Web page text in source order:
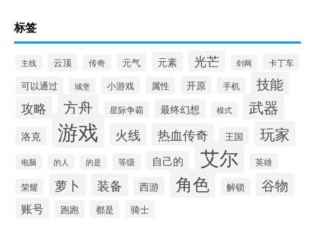
标签
主线 云顶 传奇 元气 元素 光芒 剑网 卡丁车
可以通过 城堡 小游戏 属性 开原 手机 技能
攻略 方舟 星际争霸 最终幻想 模式 武器
洛克 游戏 火线 热血传奇 王国 玩家
电脑 的人 的是 等级 自己的 艾尔 英雄
荣耀 萝卜 装备 西游 角色 解锁 谷物
账号 跑跑 都是 骑士